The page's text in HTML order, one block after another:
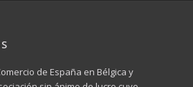
de España en Bélgica y